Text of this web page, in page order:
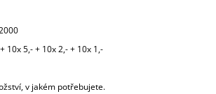
10x 5,- + 10x 2,- + 10x 1,-
v jakém potřebujete.